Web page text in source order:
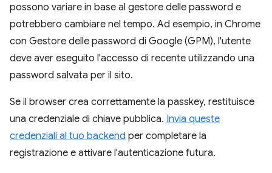
possono variare in base al gestore delle password e
potrebbero cambiare nel tempo. Ad esempio, in Chrome
con Gestore delle password di Google (GPM), l'utente
deve aver eseguito l'accesso di recente utilizzando una
password salvata per il sito.
Se il browser crea correttamente la passkey, restituisce
una credenziale di chiave pubblica. Invia queste
credenziali al tuo backend per completare la
registrazione e attivare l'autenticazione futura.